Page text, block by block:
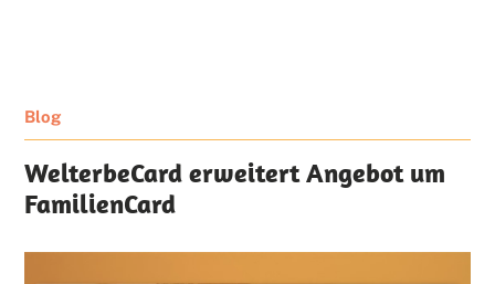
Blog
WelterbeCard erweitert Angebot um
FamilienCard